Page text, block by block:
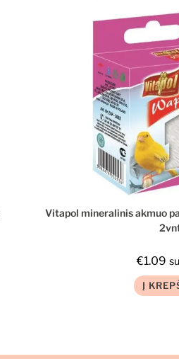
Vitapol mineralinis akmuo
€1.09
Į